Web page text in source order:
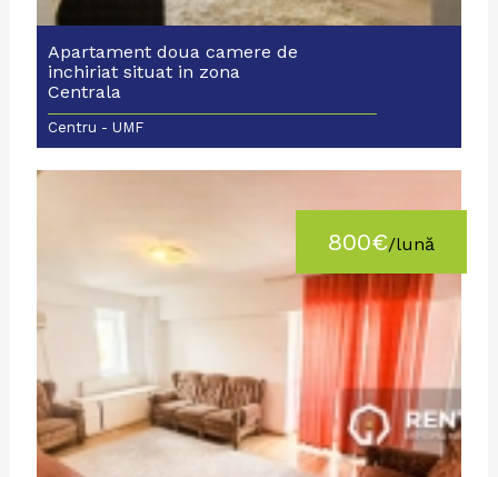
Apartament doua camere de
inchiriat situat in zona
Centrala
Centru - UMF
800€/lună